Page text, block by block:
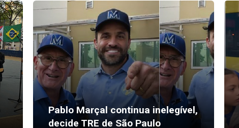
Pablo Marçal continua inelegível,
decide TRE de São Paulo